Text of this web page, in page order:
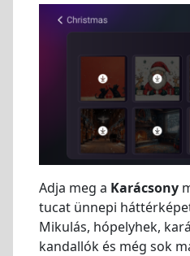
Adja meg a Karácsony
tucat ünnepi
Mikulás, hópelyhek,
kandallók és még sok